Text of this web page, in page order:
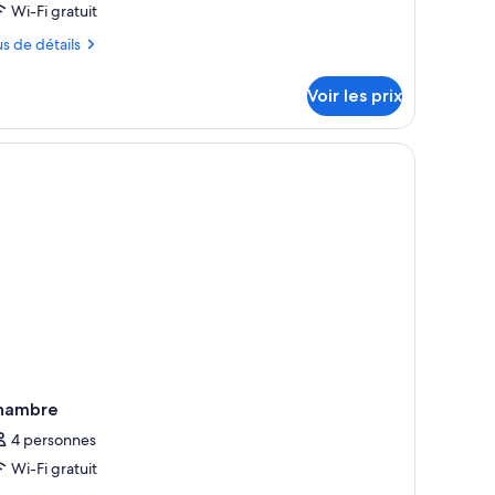
Wi-Fi gratuit
de détails
Voir les prix
4 personnes
Wi-Fi gratuit